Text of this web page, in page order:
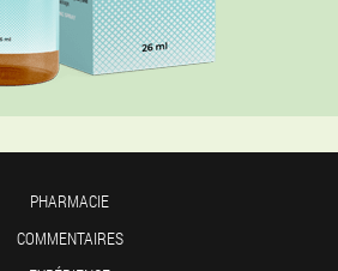
PHARMACIE
COMMENTAIRES